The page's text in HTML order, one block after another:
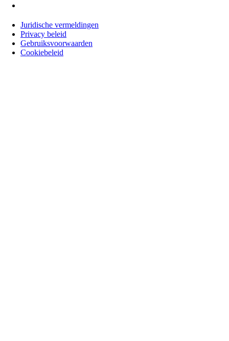
Juridische vermeldingen
Privacy beleid
Gebruiksvoorwaarden
Cookiebeleid